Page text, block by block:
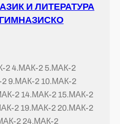
И ЛИТЕРАТУРА
2 4.МАК-2 5.МАК-2
9.МАК-2 10.МАК-2
2 14.МАК-2 15.МАК-2
2 19.МАК-2 20.МАК-2
2 24.МАК-2